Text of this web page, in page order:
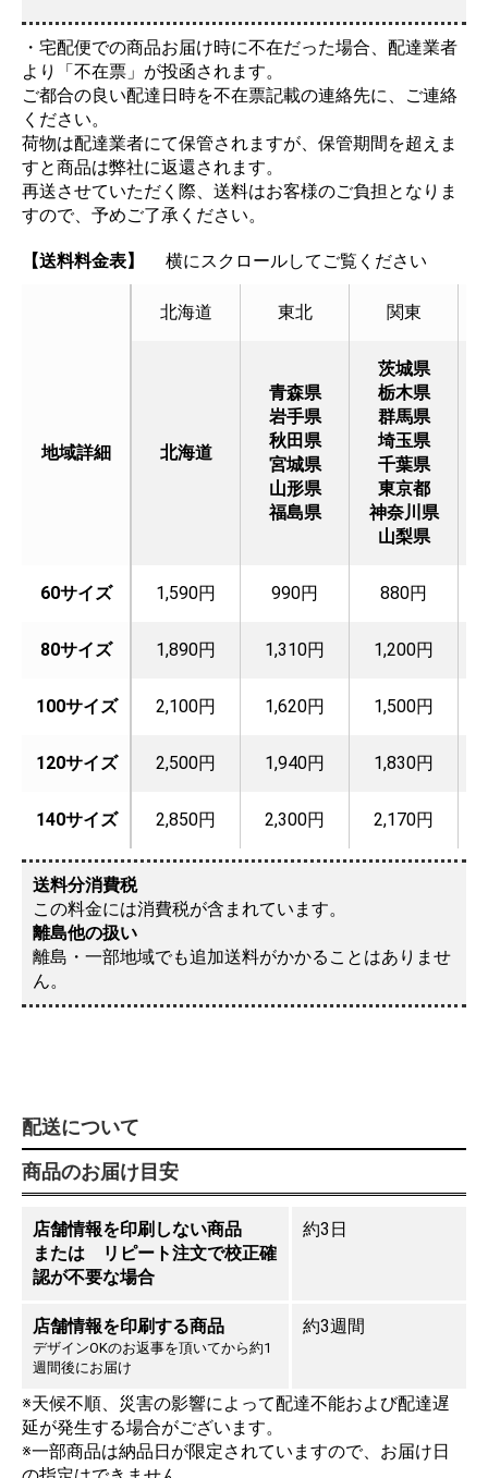
・宅配便での商品お届け時に不在だった場合、配達業者
より「不在票」が投函されます。
ご都合の良い配達日時を不在票記載の連絡先に、ご連絡
ください。
荷物は配達業者にて保管されますが、保管期間を超えま
すと商品は弊社に返還されます。
再送させていただく際、送料はお客様のご負担となりま
すので、予めご了承ください。
【送料料金表】 横にスクロールしてご覧ください
北海道 東北 関東
地域詳細 北海道
青森県
岩手県
秋田県
宮城県
山形県
福島県
茨城県
栃木県
群馬県
埼玉県
千葉県
東京都
神奈川県
山梨県
60サイズ 1,590円 990円 880円
80サイズ 1,890円 1,310円 1,200円
100サイズ 2,100円 1,620円 1,500円
120サイズ 2,500円 1,940円 1,830円
140サイズ 2,850円 2,300円 2,170円
送料分消費税
この料金には消費税が含まれています。
離島他の扱い
離島・一部地域でも追加送料がかかることはありませ
ん。
配送について
商品のお届け目安
店舗情報を印刷しない商品
または リピート注文で校正確
認が不要な場合
約3日
店舗情報を印刷する商品
デザインOKのお返事を頂いてから約1
週間後にお届け
約3週間
※天候不順、災害の影響によって配達不能および配達遅
延が発生する場合がございます。
※一部商品は納品日が限定されていますので、お届け日